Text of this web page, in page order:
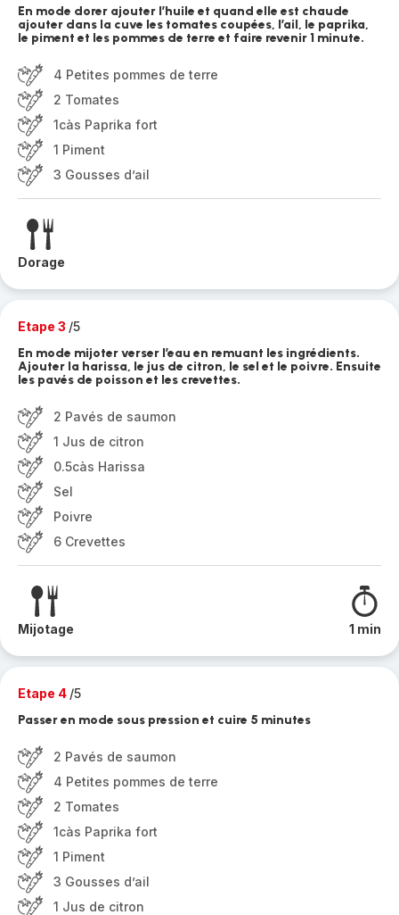
En mode dorer ajouter l’huile et quand elle est chaude
ajouter dans la cuve les tomates coupées, l’ail, le paprika,
le piment et les pommes de terre et faire revenir 1 minute.
4 Petites pommes de terre
2 Tomates
1càs Paprika fort
1 Piment
3 Gousses d’ail
Dorage
Etape 3 /5
En mode mijoter verser l’eau en remuant les ingrédients.
Ajouter la harissa, le jus de citron, le sel et le poivre. Ensuite
les pavés de poisson et les crevettes.
2 Pavés de saumon
1 Jus de citron
0.5càs Harissa
Sel
Poivre
6 Crevettes
Mijotage 1 min
Etape 4 /5
Passer en mode sous pression et cuire 5 minutes
2 Pavés de saumon
4 Petites pommes de terre
2 Tomates
1càs Paprika fort
1 Piment
3 Gousses d’ail
1 Jus de citron